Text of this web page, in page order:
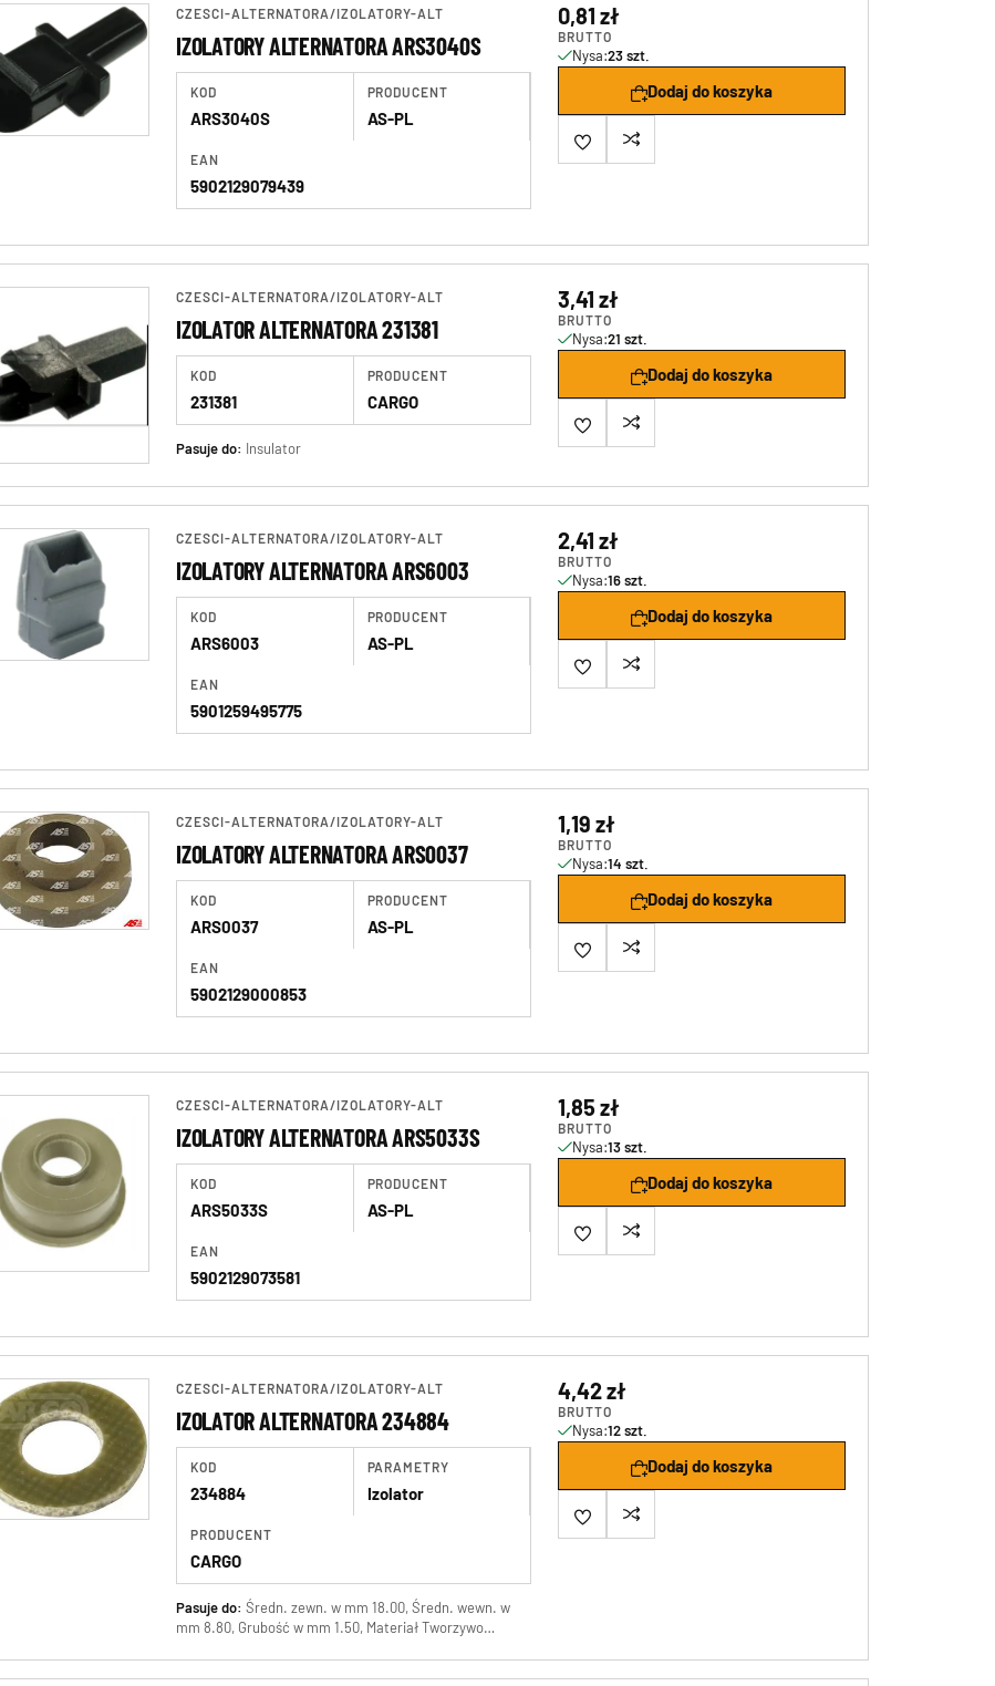
CZESCI-ALTERNATORA/IZOLATORY-ALT
IZOLATORY ALTERNATORA ARS3040S
KOD
ARS3040S
PRODUCENT
AS-PL
EAN
5902129079439
0,81 zł
BRUTTO
Nysa:23 szt.
Dodaj do koszyka
CZESCI-ALTERNATORA/IZOLATORY-ALT
IZOLATOR ALTERNATORA 231381
KOD
231381
PRODUCENT
CARGO
Pasuje do: Insulator
3,41 zł
BRUTTO
Nysa:21 szt.
Dodaj do koszyka
CZESCI-ALTERNATORA/IZOLATORY-ALT
IZOLATORY ALTERNATORA ARS6003
KOD
ARS6003
PRODUCENT
AS-PL
EAN
5901259495775
2,41 zł
BRUTTO
Nysa:16 szt.
Dodaj do koszyka
CZESCI-ALTERNATORA/IZOLATORY-ALT
IZOLATORY ALTERNATORA ARS0037
KOD
ARS0037
PRODUCENT
AS-PL
EAN
5902129000853
1,19 zł
BRUTTO
Nysa:14 szt.
Dodaj do koszyka
CZESCI-ALTERNATORA/IZOLATORY-ALT
IZOLATORY ALTERNATORA ARS5033S
KOD
ARS5033S
PRODUCENT
AS-PL
EAN
5902129073581
1,85 zł
BRUTTO
Nysa:13 szt.
Dodaj do koszyka
CZESCI-ALTERNATORA/IZOLATORY-ALT
IZOLATOR ALTERNATORA 234884
KOD
234884
PARAMETRY
Izolator
PRODUCENT
CARGO
Pasuje do:
mm 8.80, Grubość w mm 1.50, Materiał Tworzywo
4,42 zł
BRUTTO
Nysa:12 szt.
Dodaj do koszyka